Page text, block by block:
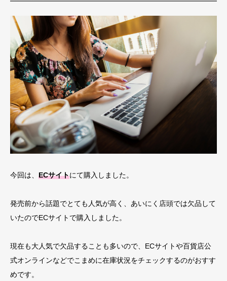
今回は、 ECサイトにて購入しました。
発売前から話題でとても人気が高く、あいにく店頭では欠品して
いたのでECサイトで購入しました。
現在も大人気で欠品することも多いので、ECサイトや百貨店公
式オンラインなどでこまめに在庫状況をチェックするのがおすす
めです。